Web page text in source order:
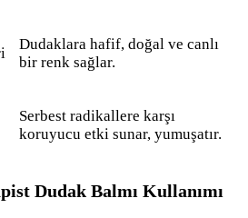
Dudaklara hafif, doğal ve canlı
bir renk sağlar.
Serbest radikallere karşı
koruyucu etki sunar, yumuşatır.
Dudak Balmı Kullanımı